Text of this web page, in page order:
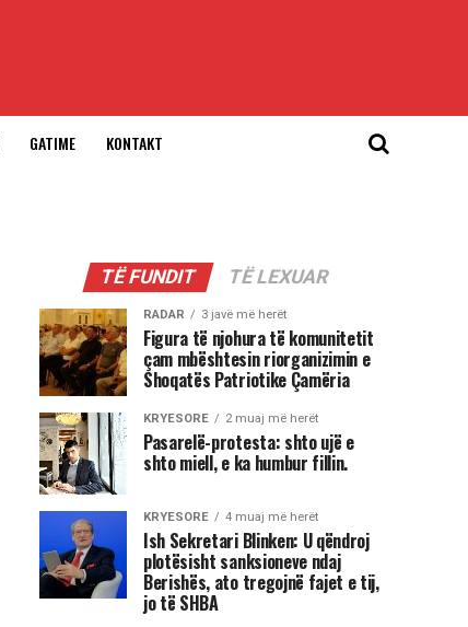
GATIME KONTAKT
TË FUNDIT TË LEXUAR
RADAR 3 javë më herët
Figura të njohura të komunitetit
çam mbështesin riorganizimin e
Shoqatës Patriotike Çamëria
KRYESORE 2 muaj më herët
Pasarelë-protesta: shto ujë e
shto miell, e ka humbur fillin.
KRYESORE 4 muaj më herët
Ish Sekretari Blinken: U qëndroj
plotësisht sanksioneve ndaj
Berishës, ato tregojnë fajet e tij,
jo të SHBA